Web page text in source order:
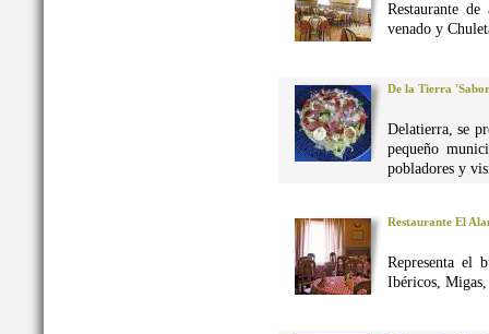
Restaurante
venado y
De la Tierra
Delatierra, se
pequeño
pobladores y
Restaurante El
Representa el
Ibéricos, Migas,